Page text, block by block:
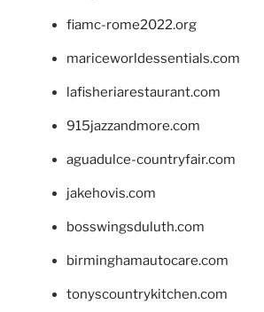
fiamc-rome2022.org
mariceworldessentials.com
lafisheriarestaurant.com
915jazzandmore.com
aguadulce-countryfair.com
jakehovis.com
bosswingsduluth.com
birminghamautocare.com
tonyscountrykitchen.com